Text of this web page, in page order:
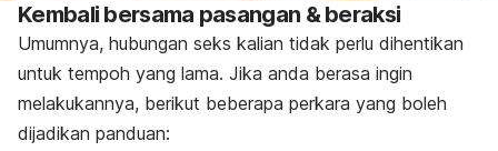
Kembali bersama pasangan & beraksi
Umumnya, hubungan seks kalian tidak perlu dihentikan
untuk tempoh yang lama. Jika anda berasa ingin
melakukannya, berikut beberapa perkara yang boleh
dijadikan panduan: